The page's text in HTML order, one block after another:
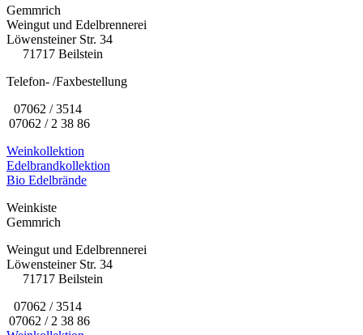
Gemmrich
Weingut und Edelbrennerei
Löwensteiner Str. 34
71717 Beilstein
Telefon- /Faxbestellung
07062 / 3514
07062 / 2 38 86
Weinkollektion
Edelbrandkollektion
Bio Edelbrände
Weinkiste
Gemmrich
Weingut und Edelbrennerei
Löwensteiner Str. 34
71717 Beilstein
07062 / 3514
07062 / 2 38 86